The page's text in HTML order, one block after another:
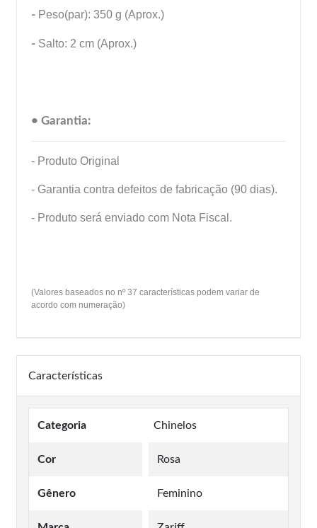
- Peso(par): 350 g (Aprox.)
- Salto: 2 cm (Aprox.)
• Garantia:
- Produto Original
- Garantia contra defeitos de fabricação (90 dias).
- Produto será enviado com Nota Fiscal.
(Valores baseados no nº 37 características podem variar de
acordo com numeração)
Características
Categoria Chinelos
Cor Rosa
Gênero Feminino